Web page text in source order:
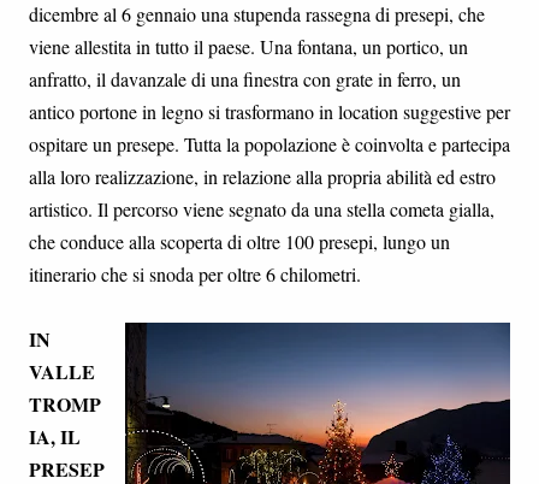
dicembre al 6 gennaio una stupenda rassegna di presepi, che
viene allestita in tutto il paese. Una fontana, un portico, un
anfratto, il davanzale di una finestra con grate in ferro, un
antico portone in legno si trasformano in location suggestive per
ospitare un presepe. Tutta la popolazione è coinvolta e partecipa
alla loro realizzazione, in relazione alla propria abilità ed estro
artistico. Il percorso viene segnato da una stella cometa gialla,
che conduce alla scoperta di oltre 100 presepi, lungo un
itinerario che si snoda per oltre 6 chilometri.
IN
VALLE
TROMP
IA, IL
PRESEP